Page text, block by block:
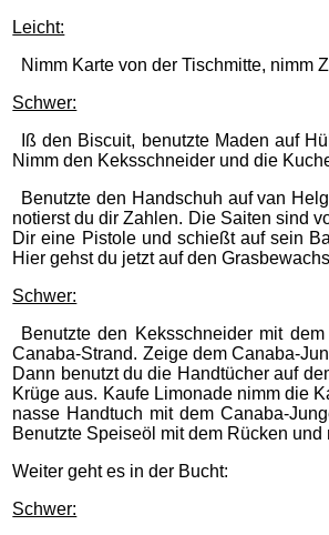
Leicht:
Nimm Karte von der Tischmitte, nimm
Schwer:
Iß den Biscuit, benutzte Maden auf
Nimm den Keksschneider und die
Benutzte den Handschuh auf van
notierst du dir Zahlen. Die Saiten sind
Dir eine Pistole und schießt auf sein
Hier gehst du jetzt auf den
Schwer:
Benutzte den Keksschneider mit
Canaba-Strand. Zeige dem Canaba-
Dann benutzt du die Handtücher auf
Krüge aus. Kaufe Limonade nimm die
nasse Handtuch mit dem Canaba-
Benutzte Speiseöl mit dem Rücken und
Weiter geht es in der Bucht:
Schwer: